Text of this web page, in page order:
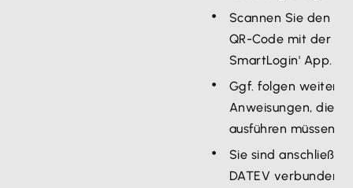
Scannen Sie den
QR-Code mit der
SmartLogin' App.
Ggf. folgen weitere
Anweisungen, die
ausführen müssen.
Sie sind
DATEV verbunden